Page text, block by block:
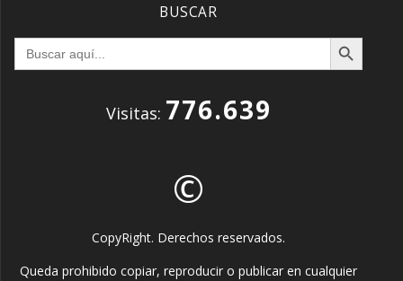
BUSCAR
Buscar: Botón de búsqueda
Visitas: 776.639
©
CopyRight. Derechos reservados.
Queda prohibido copiar, reproducir o publicar en cualquier